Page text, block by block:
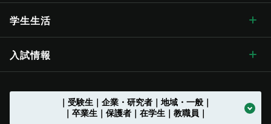
歴史・沿革 トップ
大学の歴史
学章・シンボルマーク
学章・シンボルマークトップ
学章等データの使用について
信州大学歌
【グローバル版】グレーター・ユニバーシティ・ ビジョン
（VGSU Global）
中期目標・中期計画 / アクションプラン（行動計画）
長野（教育）キャンパス
長野（工学）キャンパス
伊那キャンパス
刊行物
広報誌「信大NOW」
広報誌「信大NOW」トップ
ソーシャルメディア公式アカウント一覧
情報公開 トップ
法人に関する情報
法人に関する情報 トップ
法人文書の情報公開
採用情報
採用情報 トップ
お知らせ一覧
農学部
附属長野小学校
農学部附属アルプス圏フィールド科学教育研究センター
教育に関する目標と方針 トップ
入学者受入れの方針（アドミッション･ポリシー）
教育の特色
環境マインドの育成
キャリア教育
アクア・リジェネレーション機構
先鋭領域融合研究群
社会実装研究クラスター トップ
共同研究・受託研究（産学連携）のご案内
社会連携の目標と特色
地域における連携活動
地域との連携協定
地域の方に向けた公開講座等 トップ
教職員の兼業について
国際交流 トップ
グローバル化に向けた
学生生活
学生生活 トップ
学生総合支援センターの利用 トップ
授業料免除・奨学金
入試情報
学部入試案内（入試情報ポータル）
｜受験生｜企業・研究者｜地域・一般｜
｜卒業生｜保護者｜在学生｜教職員｜